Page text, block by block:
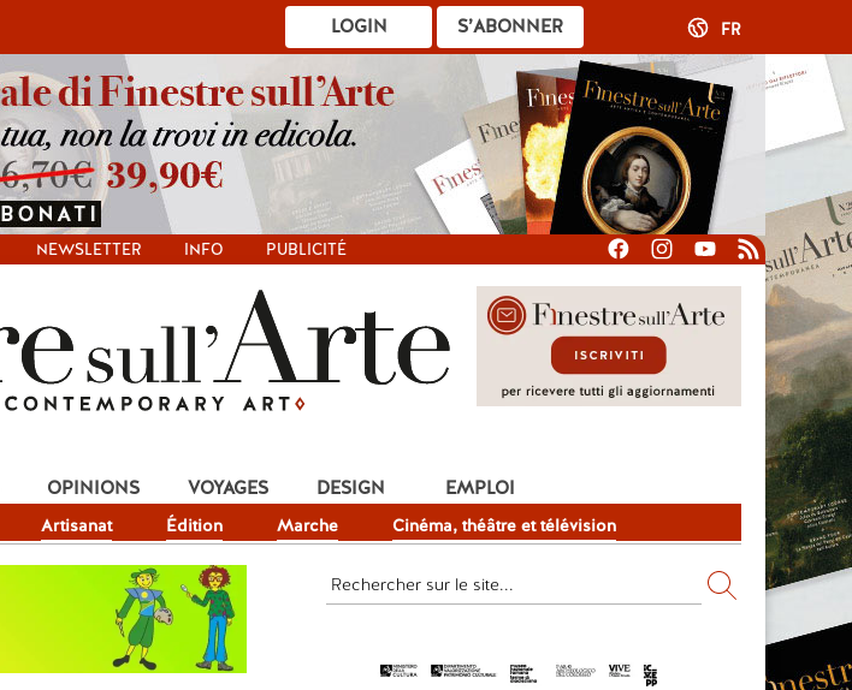
S’ABONNER
LOGIN FR
NEWSLETTER INFO PUBLICITÉ
Artisanat Édition Marche Cinéma, théâtre et télévision
OPINIONS VOYAGES DESIGN EMPLOI